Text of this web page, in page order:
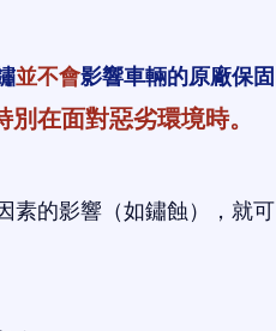
並不會影響車輛的原廠保固
在面對惡劣環境時。
素的影響（如鏽蝕），就可